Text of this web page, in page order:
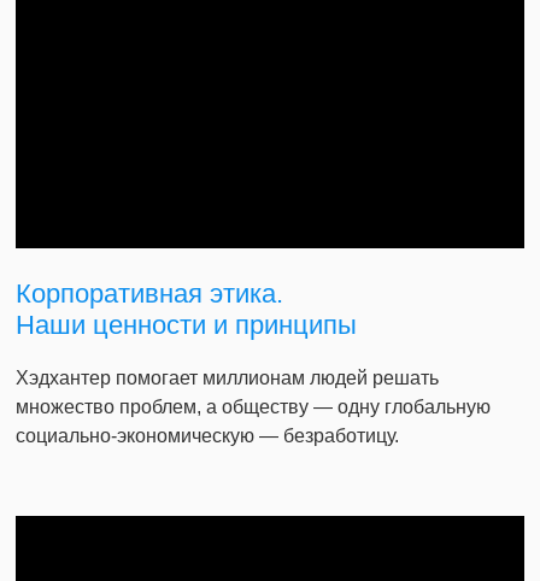
Корпоративная этика.
Наши ценности и принципы
Хэдхантер помогает миллионам людей решать
множество проблем, а обществу — одну глобальную
социально-экономическую — безработицу.